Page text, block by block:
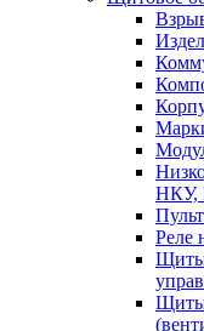
НКУ,
Реле
Щиты
Щиты